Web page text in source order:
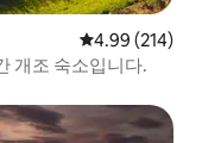
평점 4.99점(5
4.99 (214)
개조 숙소입니다.